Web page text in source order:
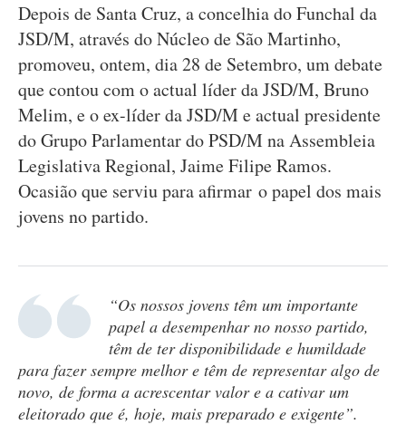
Depois de Santa Cruz, a concelhia do Funchal da
JSD/M, através do Núcleo de São Martinho,
promoveu, ontem, dia 28 de Setembro, um debate
que contou com o actual líder da JSD/M, Bruno
Melim, e o ex-líder da JSD/M e actual presidente
do Grupo Parlamentar do PSD/M na Assembleia
Legislativa Regional, Jaime Filipe Ramos.
Ocasião que serviu para afirmar o papel dos mais
jovens no partido.
“Os nossos jovens têm um importante
papel a desempenhar no nosso partido,
têm de ter disponibilidade e humildade
para fazer sempre melhor e têm de representar algo de
novo, de forma a acrescentar valor e a cativar um
eleitorado que é, hoje, mais preparado e exigente”.